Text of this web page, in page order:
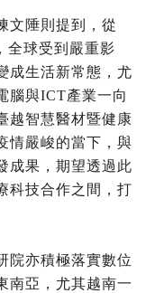
文陲則提到，從
全球受到嚴重影
成生活新常態，尤
腦與ICT產業一向
越智慧醫材暨健康
情嚴峻的當下，與
成果，期望透過此
科技合作之間，打
院亦積極落實數位
南亞，尤其越南一